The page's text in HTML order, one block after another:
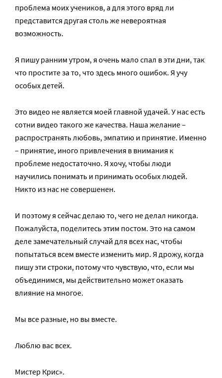
проблема моих учеников, а для этого вряд ли
представится другая столь же невероятная
возможность.
Я пишу ранним утром, я очень мало спал в эти дни, так
что простите за то, что здесь много ошибок. Я учу
особых детей.
Это видео не является моей главной удачей. У нас есть
сотни видео такого же качества. Наша желание –
распространять любовь, эмпатию и принятие. Именно
– принятие, иного привлечения в внимания к
проблеме недостаточно. Я хочу, чтобы люди
научились понимать и принимать особых людей.
Никто из нас не совершенен.
И поэтому я сейчас делаю то, чего не делал никогда.
Пожалуйста, поделитесь этим постом. Это на самом
деле замечательный случай для всех нас, чтобы
попытаться всем вместе изменить мир. Я дрожу, когда
пишу эти строки, потому что чувствую, что, если мы
объединимся, мы действительно может оказать
влияние на многое.
Мы все разные, но вы вместе.
Люблю вас всех.
Мистер Крис».